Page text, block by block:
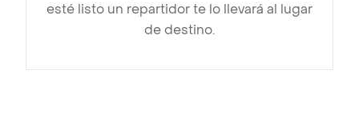
esté listo un repartidor te lo llevará al lugar
de destino.